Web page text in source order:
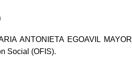
ANTONIETA EGOAVIL
Social (OFIS).